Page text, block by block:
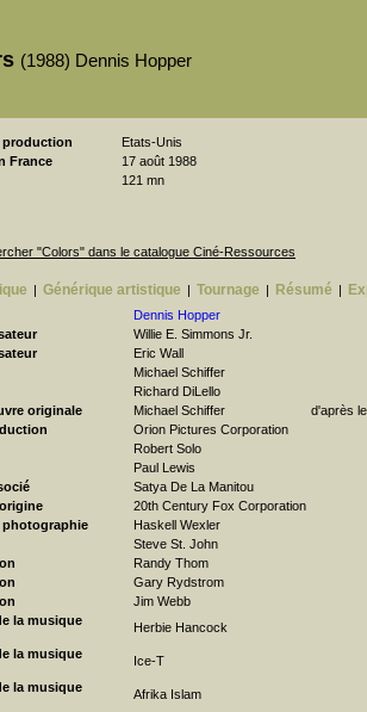
(1988) Dennis Hopper
production
Etats-Unis
France
17 août 1988
121 mn
"Colors" dans le catalogue Ciné-Ressources
| Générique artistique | Tournage | Résumé |
Dennis Hopper
Willie E. Simmons Jr.
Eric Wall
Michael Schiffer
Richard DiLello
originale
Michael Schiffer
d'après
Orion Pictures Corporation
Robert Solo
Paul Lewis
Satya De La Manitou
20th Century Fox Corporation
photographie
Haskell Wexler
Steve St. John
Randy Thom
Gary Rydstrom
Jim Webb
la musique
Herbie Hancock
la musique
Ice-T
la musique
Afrika Islam